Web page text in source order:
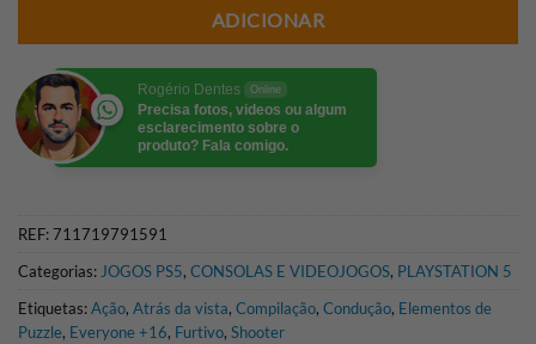
ADICIONAR
Rogério Dentes Online
Precisa fotos, videos ou algum
esclarecimento sobre o
produto? Fala comigo.
REF:711719791591
Categorias:JOGOS PS5, CONSOLAS E VIDEOJOGOS, PLAYSTATION 5
Etiquetas:Ação, Atrás da vista, Compilação, Condução, Elementos de
Puzzle, Everyone +16, Furtivo, Shooter